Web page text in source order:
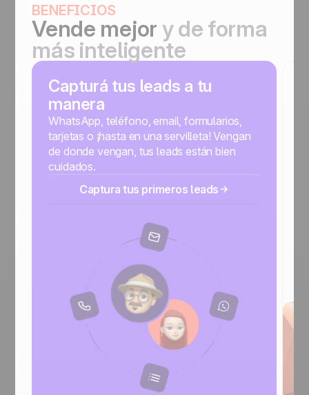
BENEFICIOS
Vende mejor y de forma
más inteligente
Capturá tus leads a tu
manera
WhatsApp, teléfono, email, formularios,
tarjetas o ¡hasta en una servilleta! Vengan
de donde vengan, tus leads están bien
cuidados.
Captura tus primeros leads